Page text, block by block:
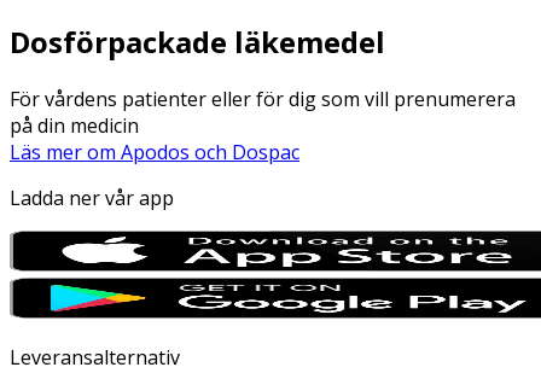
Dosförpackade läkemedel
För vårdens patienter eller för dig som vill prenumerera
på din medicin
Läs mer om Apodos och Dospac
Ladda ner vår app
Leveransalternativ